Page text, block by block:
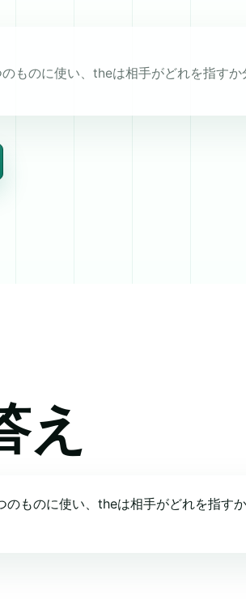
ものに使い、theは相手がどれを指すか
え
のものに使い、theは相手がどれを指す